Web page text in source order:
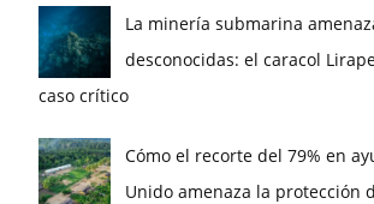
La minería submarina
desconocidas: el caracol
caso crítico
Cómo el recorte del 79% en
Unido amenaza la protección